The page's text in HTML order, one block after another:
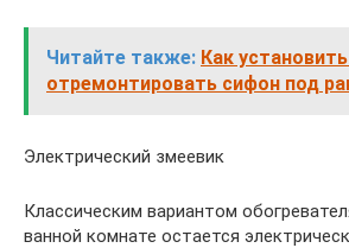
Читайте также: Как
отремонтировать сифон под
Электрический змеевик
Классическим вариантом
ванной комнате остается